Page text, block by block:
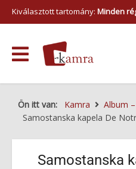
Kiválasztott tartomány: Minden
Ön itt van: Kamra Album
Samostanska kapela De
Samostanska